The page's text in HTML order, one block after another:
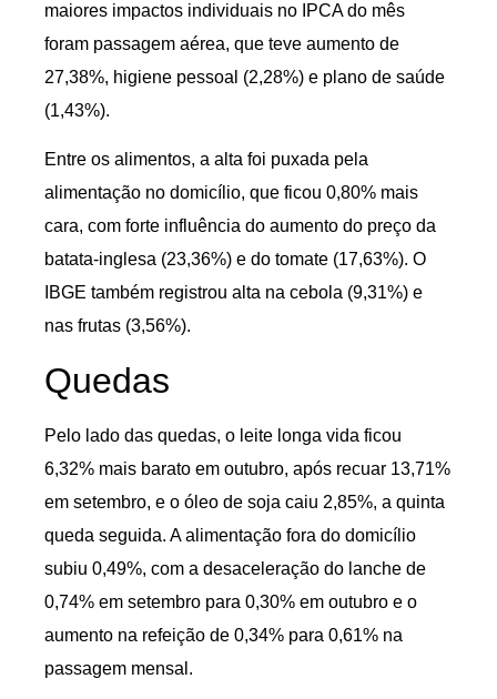
maiores impactos individuais no IPCA do mês
foram passagem aérea, que teve aumento de
27,38%, higiene pessoal (2,28%) e plano de saúde
(1,43%).
Entre os alimentos, a alta foi puxada pela
alimentação no domicílio, que ficou 0,80% mais
cara, com forte influência do aumento do preço da
batata-inglesa (23,36%) e do tomate (17,63%). O
IBGE também registrou alta na cebola (9,31%) e
nas frutas (3,56%).
Quedas
Pelo lado das quedas, o leite longa vida ficou
6,32% mais barato em outubro, após recuar 13,71%
em setembro, e o óleo de soja caiu 2,85%, a quinta
queda seguida. A alimentação fora do domicílio
subiu 0,49%, com a desaceleração do lanche de
0,74% em setembro para 0,30% em outubro e o
aumento na refeição de 0,34% para 0,61% na
passagem mensal.